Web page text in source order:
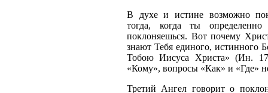
В духе и истине возможно
тогда, когда ты
поклоняешься. Вот почему
знают Тебя единого, истинного
Тобою Иисуса Христа» (Ин.
«Кому», вопросы «Как» и «Где»
Третий Ангел говорит о